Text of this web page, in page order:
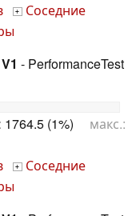
+ Соседние
- PerformanceTest
1764.5 (1%) макс.:
+ Соседние